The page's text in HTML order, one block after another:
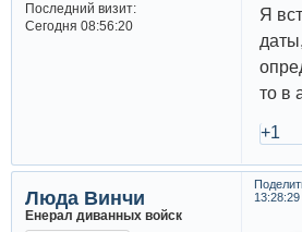
Последний визит:
Сегодня 08:56:20
Я
то в
+1
13:28:29
Люда Винчи
Енерал диванных войск